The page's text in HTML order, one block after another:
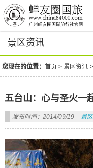
景区资讯
您现在的位置：首页 >景区资讯
五台山：心与圣火一
发布时间：2014/09/19 景